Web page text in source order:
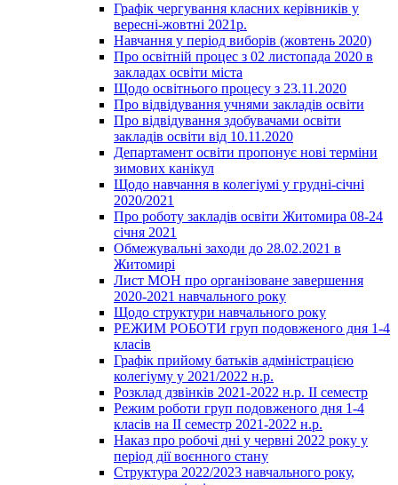
Графік чергування класних керівників у
вересні-жовтні 2021р.
Навчання у період виборів (жовтень 2020)
Про освітній процес з 02 листопада 2020 в
закладах освіти міста
Щодо освітнього процесу з 23.11.2020
Про відвідування учнями закладів освіти
Про відвідування здобувачами освіти
закладів освіти від 10.11.2020
Департамент освіти пропонує нові терміни
зимових канікул
Щодо навчання в колегіумі у грудні-січні
2020/2021
Про роботу закладів освіти Житомира 08-24
січня 2021
Обмежувальні заходи до 28.02.2021 в
Житомирі
Лист МОН про організоване завершення
2020-2021 навчального року
Щодо структури навчального року
РЕЖИМ РОБОТИ груп подовженого дня 1-4
класів
Графік прийому батьків адміністрацією
колегіуму у 2021/2022 н.р.
Розклад дзвінків 2021-2022 н.р. ІІ семестр
Режим роботи груп подовженого дня 1-4
класів на ІІ семестр 2021-2022 н.р.
Наказ про робочі дні у червні 2022 року у
період дії воєнного стану
Структура 2022/2023 навчального року,